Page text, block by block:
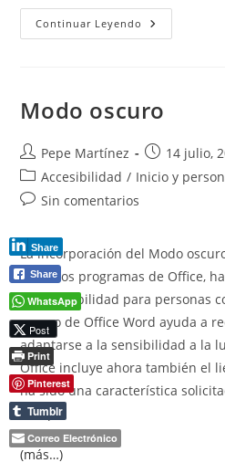
Continuar Leyendo Historial
De
Modo oscuro
Autor
de
la
entrada:
Pepe Martínez
Publicación
de
14 julio,
Categoría
de
Accesibilidad / Inicio y
Comentarios
la
entrada:
Sin comentarios
La incorporación del Modo
todos los programas de Office,
de accesibilidad para personas
oscuro de Office Word ayuda a
adaptarse a la sensibilidad a la
Office incluye ahora también el
ha sido una característica
tiempo.
(más…)
Share
Share
WhatsApp
Post
Print
Pinterest
Tumblr
Correo Electrónico